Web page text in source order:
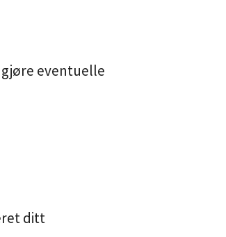
gjøre eventuelle
ditt